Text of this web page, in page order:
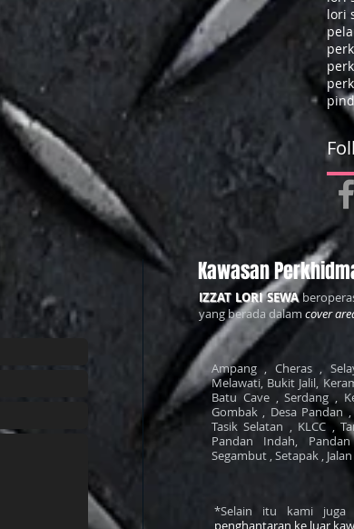
lori
IZZAT LORI SEWA
yang berada dalam cover
Kawasan
Ampang , Cheras ,
Melawati, Bukit Jalil,
Batu Cave , Serdang ,
Gombak , Desa Pandan
Tasik Selatan , KLCC ,
Pandan Indah,
Segambut , Setapak ,
*Selain itu kami juga
penghantaran ke luar